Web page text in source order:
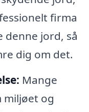
firma
denne jord, så
dig om det.
Mange
miljøet og